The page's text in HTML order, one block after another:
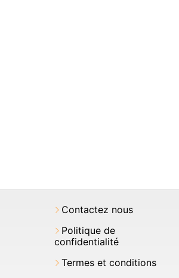
Contactez nous
Politique de
confidentialité
Termes et conditions